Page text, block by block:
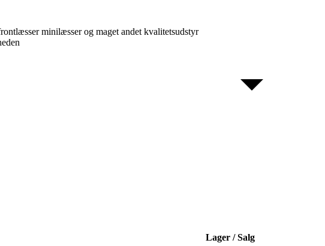
minilæsser og maget andet kvalitetsudstyr
Lager / Salg